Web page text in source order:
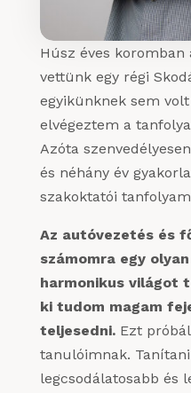
Húsz éves
vettünk egy régi
egyikünknek sem
elvégeztem a
Azóta
és néhány év
szakoktatói
Az autóvezetés és
számomra egy
harmonikus világot
ki tudom magam
teljesedni.Ezt
tanulóimnak.
legcsodálatosabb és